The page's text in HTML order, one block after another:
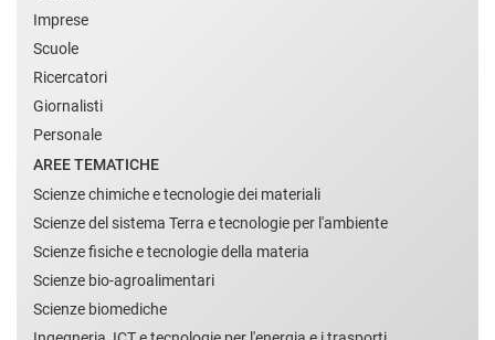
Imprese
Scuole
Ricercatori
Giornalisti
Personale
AREE TEMATICHE
Scienze chimiche e tecnologie dei materiali
Scienze del sistema Terra e tecnologie per l'ambiente
Scienze fisiche e tecnologie della materia
Scienze bio-agroalimentari
Scienze biomediche